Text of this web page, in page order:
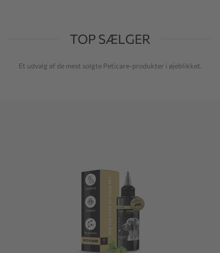
TOP SÆLGER
Et udvalg af de mest solgte Peticare-produkter i øjeblikket.